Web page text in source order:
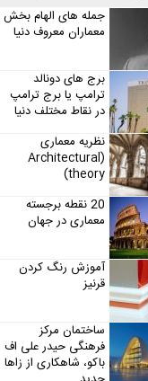
جمله های الهام بخش
معماران معروف دنیا
برج های دونالد
ترامپ یا برج ترامپ
در نقاط مختلف دنیا
نظریه معماری
(Architectural
theory)
20 نقطه برجسته
معماری در جهان
آموزش رنگ کردن
قرنیز
ساختمان مرکز
فرهنگی حیدر علی اف
باکو، شاهکاری از زاها